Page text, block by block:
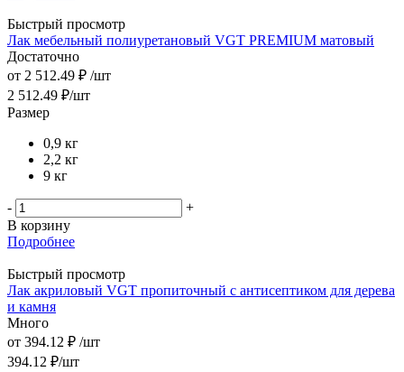
Быстрый просмотр
Лак мебельный полиуретановый VGT PREMIUM матовый
Достаточно
от 2 512.49 ₽ /шт
2 512.49 ₽/шт
Размер
0,9 кг
2,2 кг
9 кг
-
+
В корзину
Подробнее
Быстрый просмотр
Лак акриловый VGT пропиточный с антисептиком для дерева
и камня
Много
от 394.12 ₽ /шт
394.12 ₽/шт